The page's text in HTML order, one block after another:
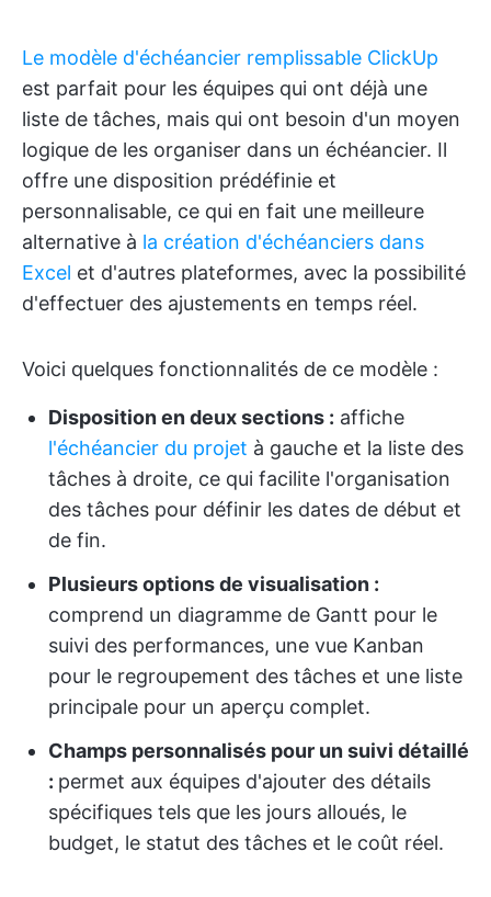
Le modèle d'échéancier remplissable ClickUp
est parfait pour les équipes qui ont déjà une
liste de tâches, mais qui ont besoin d'un moyen
logique de les organiser dans un échéancier. Il
offre une disposition prédéfinie et
personnalisable, ce qui en fait une meilleure
alternative à la création d'échéanciers dans
Excel et d'autres plateformes, avec la possibilité
d'effectuer des ajustements en temps réel.
Voici quelques fonctionnalités de ce modèle :
Disposition en deux sections : affiche
l'échéancier du projet à gauche et la liste des
tâches à droite, ce qui facilite l'organisation
des tâches pour définir les dates de début et
de fin.
Plusieurs options de visualisation :
comprend un diagramme de Gantt pour le
suivi des performances, une vue Kanban
pour le regroupement des tâches et une liste
principale pour un aperçu complet.
Champs personnalisés pour un suivi détaillé
: permet aux équipes d'ajouter des détails
spécifiques tels que les jours alloués, le
budget, le statut des tâches et le coût réel.